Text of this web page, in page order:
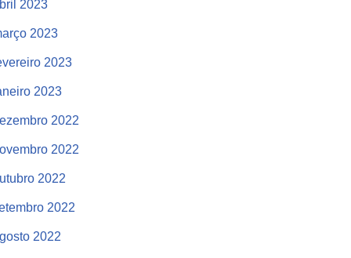
2023
2023
2023
2023
2022
2022
2022
2022
2022